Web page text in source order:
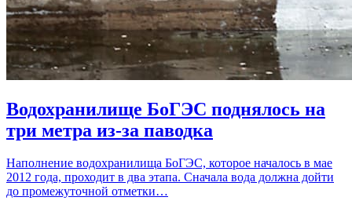
Водохранилище БоГЭС поднялось на
три метра из-за паводка
Наполнение водохранилища БоГЭС, которое началось в мае
2012 года, проходит в два этапа. Сначала вода должна дойти
до промежуточной отметки…